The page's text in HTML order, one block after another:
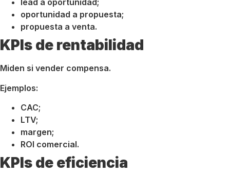
lead a oportunidad;
oportunidad a propuesta;
propuesta a venta.
KPIs de rentabilidad
Miden si vender compensa.
Ejemplos:
CAC;
LTV;
margen;
ROI comercial.
KPIs de eficiencia